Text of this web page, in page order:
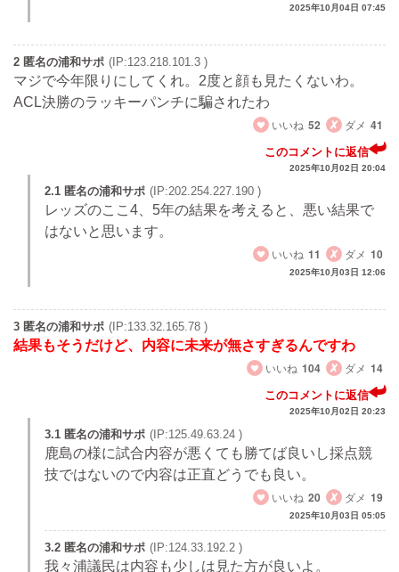
2025年10月04日 07:45
2 匿名の浦和サポ (IP:123.218.101.3 )
マジで今年限りにしてくれ。2度と顔も見たくないわ。
ACL決勝のラッキーパンチに騙されたわ
いいね 52 ダメ 41
このコメントに返信
2025年10月02日 20:04
2.1 匿名の浦和サポ (IP:202.254.227.190 )
レッズのここ4、5年の結果を考えると、悪い結果で
はないと思います。
いいね 11 ダメ 10
2025年10月03日 12:06
3 匿名の浦和サポ (IP:133.32.165.78 )
結果もそうだけど、内容に未来が無さすぎるんですわ
いいね 104 ダメ 14
このコメントに返信
2025年10月02日 20:23
3.1 匿名の浦和サポ (IP:125.49.63.24 )
鹿島の様に試合内容が悪くても勝てば良いし採点競
技ではないので内容は正直どうでも良い。
いいね 20 ダメ 19
2025年10月03日 05:05
3.2 匿名の浦和サポ (IP:124.33.192.2 )
我々浦議民は内容も少しは見た方が良いよ。